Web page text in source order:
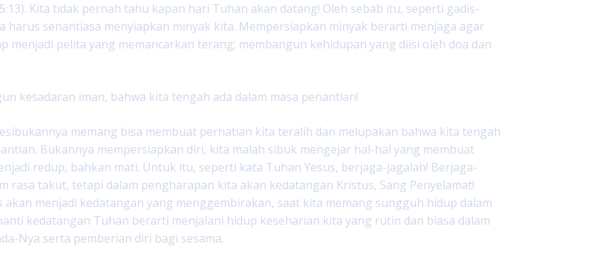
Kita tidak pernah tahu kapan hari Tuhan akan datang! Oleh sebab itu, seperti gadis-
harus senantiasa menyiapkan minyak kita. Mempersiapkan minyak berarti menjaga agar
menjadi pelita yang memancarkan terang; membangun kehidupan yang diisi oleh doa dan
kesadaran iman, bahwa kita tengah ada dalam masa penantian!
memang bisa membuat perhatian kita teralih dan melupakan bahwa kita tengah
Bukannya mempersiapkan diri, kita malah sibuk mengejar hal-hal yang membuat
redup, bahkan mati. Untuk itu, seperti kata Tuhan Yesus, berjaga-jagalah! Berjaga-
rasa takut, tetapi dalam pengharapan kita akan kedatangan Kristus, Sang Penyelamat!
akan menjadi kedatangan yang menggembirakan, saat kita memang sungguh hidup dalam
kedatangan Tuhan berarti menjalani hidup keseharian kita yang rutin dan biasa dalam
Nya serta pemberian diri bagi sesama.